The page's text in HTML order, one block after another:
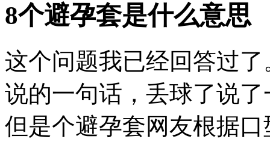
8个避孕套是什么意思
这个问题我已经回答过
说的一句话，丢球了说
但是个避孕套网友根据